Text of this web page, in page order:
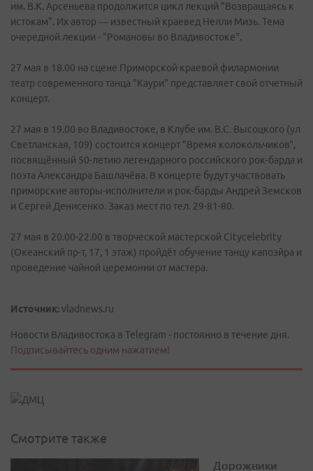
им. В.К. Арсеньева продолжится цикл лекций "Возвращаясь к
истокам". Их автор — известный краевед Нелли Мизь. Тема
очередной лекции - "Романовы во Владивостоке".
27 мая в 18.00 на сцене Приморской краевой филармонии
театр современного танца "Каури" представляет свой отчетный
концерт.
27 мая в 19.00 во Владивостоке, в Клубе им. В.С. Высоцкого (ул
Светланская, 109) состоится концерт "Время колокольчиков",
посвящённый 50-летию легендарного российского рок-барда и
поэта Александра Башлачёва. В концерте будут участвовать
приморские авторы-исполнители и рок-барды Андрей Земсков
и Сергей Денисенко. Заказ мест по тел. 29-81-80.
27 мая в 20.00-22.00 в творческой мастерской Citycelebrity
(Океанский пр-т, 17, 1 этаж) пройдёт обучение танцу капоэйра и
проведение чайной церемонии от мастера.
Источник:vladnews.ru
Новости Владивостока в Telegram - постоянно в течение дня.
Подписывайтесь одним нажатием!
Смотрите также
Дорожники